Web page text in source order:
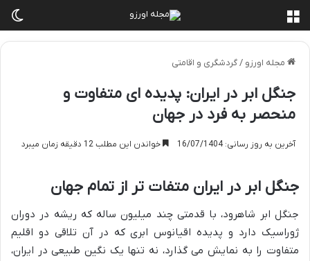
مجله اورزو /گردشگری و اقامتی
جنگل ابر در ایران: پدیده ای متفاوت و
منحصر به فرد در جهان
آخرین به روز رسانی: 16/07/1404 خواندن این مطلب 12 دقیقه زمان میبرد
جنگل ابر در ایران متفات تر از تمام جهان
جنگل ابر شاهرود، با قدمتی چند میلیون ساله که ریشه در دوران
ژوراسیک دارد و پدیده اقیانوس ابری که در آن تلاقی دو اقلیم
متفاوت را به نمایش می گذارد، نه تنها یک نگین طبیعی در ایران،